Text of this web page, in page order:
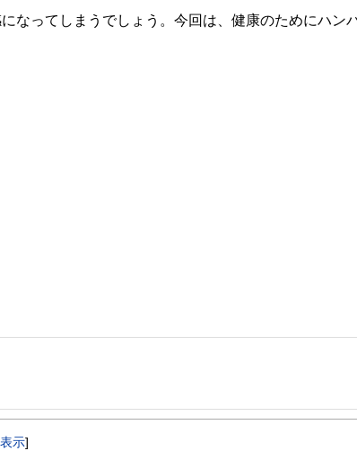
なってしまうでしょう。今回は、健康のためにハン
のような影響を与えるかという視点で、お金の知識がない方でも理解
示]